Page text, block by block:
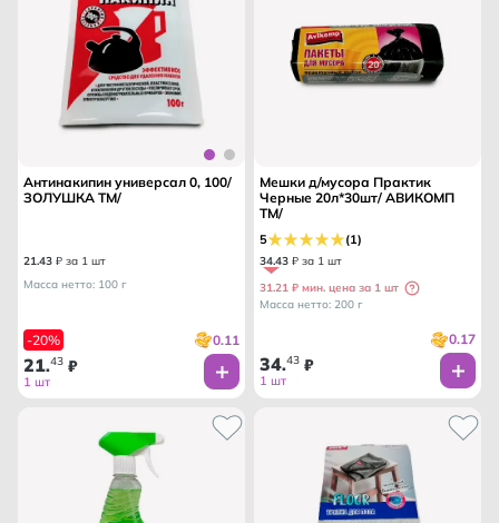
Антинакипин универсал 0, 100/
ЗОЛУШКА ТМ/
21.43 ₽ за 1 шт
Масса нетто: 100 г
-20% 0.11
21.43 ₽
1 шт
Мешки д/мусора Практик
Черные 20л*30шт/ АВИКОМП
ТМ/
5 (1)
34.43 ₽ за 1 шт
31.21 ₽ мин. цена за 1 шт
Масса нетто: 200 г
0.17
34.43 ₽
1 шт